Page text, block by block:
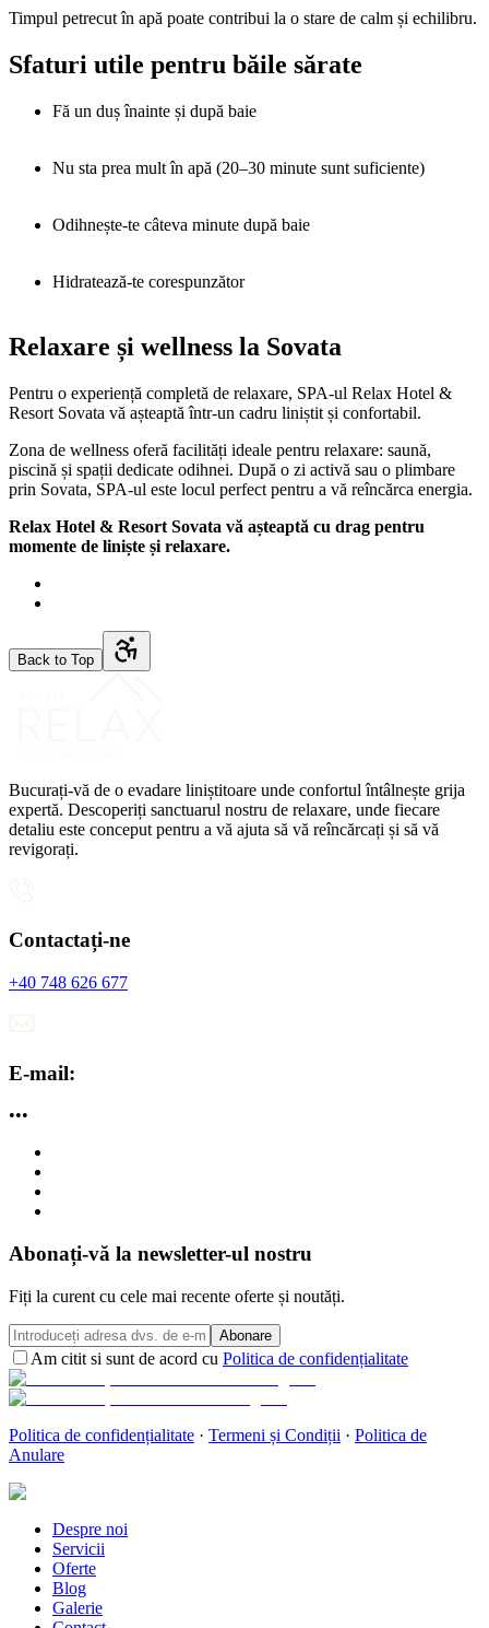
Timpul petrecut în apă poate contribui la o stare de calm și echilibru.
Sfaturi utile pentru băile sărate
Fă un duș înainte și după baie
Nu sta prea mult în apă (20–30 minute sunt suficiente)
Odihnește-te câteva minute după baie
Hidratează-te corespunzător
Relaxare și wellness la Sovata
Pentru o experiență completă de relaxare, SPA-ul Relax Hotel &
Resort Sovata vă așteaptă într-un cadru liniștit și confortabil.
Zona de wellness oferă facilități ideale pentru relaxare: saună,
piscină și spații dedicate odihnei. După o zi activă sau o plimbare
prin Sovata, SPA-ul este locul perfect pentru a vă reîncărca energia.
Relax Hotel & Resort Sovata vă așteaptă cu drag pentru
momente de liniște și relaxare.
Back to Top
Bucurați-vă de o evadare liniștitoare unde confortul întâlnește grija
expertă. Descoperiți sanctuarul nostru de relaxare, unde fiecare
detaliu este conceput pentru a vă ajuta să vă reîncărcați și să vă
revigorați.
Contactați-ne
+40 748 626 677
E-mail:
•••
Abonați-vă la newsletter-ul nostru
Fiți la curent cu cele mai recente oferte și noutăți.
Abonare
Am citit si sunt de acord cu Politica de confidențialitate
Politica de confidențialitate · Termeni și Condiții · Politica de
Anulare
Despre noi
Servicii
Oferte
Blog
Galerie